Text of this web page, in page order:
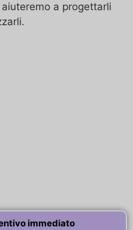
a progettarli
immediato